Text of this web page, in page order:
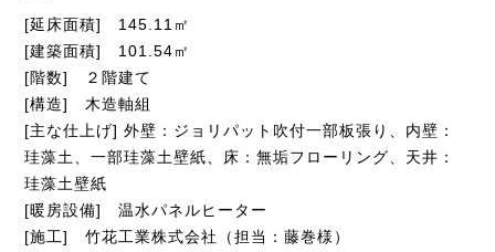
[延床面積] 145.11㎡
[建築面積] 101.54㎡
[階数] ２階建て
[構造] 木造軸組
[主な仕上げ] 外壁：ジョリパット吹付一部板張り、内壁：
珪藻土、一部珪藻土壁紙、床：無垢フローリング、天井：
珪藻土壁紙
[暖房設備] 温水パネルヒーター
[施工]竹花工業株式会社 （担当：藤巻様）